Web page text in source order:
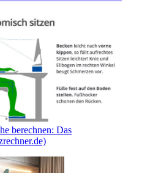
berechnen: Das